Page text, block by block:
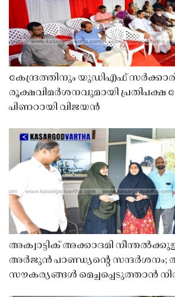
കേന്ദ്രത്തിനും യുഡിഎഫ്
രൂക്ഷവിമർശനവുമായി പ്രതിപക്ഷ
പിണറായി വിജയൻ
അക്വാട്ടിക് അക്കാദമി
അർജുൻ പാണ്ഡ്യൻ്റെ സന്ദർശനം;
സൗകര്യങ്ങൾ മെച്ചപ്പെടുത്താൻ